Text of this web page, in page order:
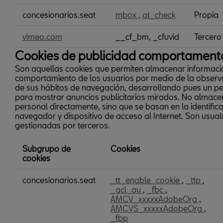
deconcesionarios.seat mbox , at_check Propia
vimeo.com __cf_bm, _cfuvid Tercero
Cookies de publicidad
Son aquellas cookies que permiten almacenar
comportamiento de los usuarios por medio de la
de sus hábitos de navegación, desarrollando pues un
para mostrar anuncios publicitarios mirados. No
personal directamente, sino que se basan en la
navegador y dispositivo de acceso al Internet. Son
gestionadas por terceros.
de
Subgrupo de
cookies
Cookies
concesionarios.seat _tt_enable_cookie , _ttp ,
_gcl_au , _fbc ,
AMCV_xxxxxAdobeOrg ,
AMCVS_xxxxxAdobeOrg ,
_fbp